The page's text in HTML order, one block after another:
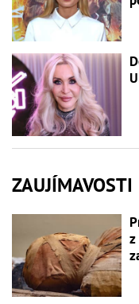
ZAUJÍMAVOSTI
z